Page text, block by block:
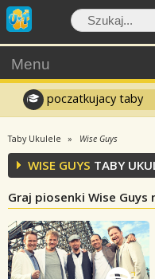
Menu
poczatkujacy taby
Taby Ukulele Wise Guys
WISE GUYS TABY
Graj piosenki Wise Guys